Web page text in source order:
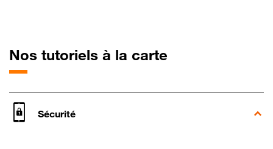
Nos tutoriels à la carte
Sécurité